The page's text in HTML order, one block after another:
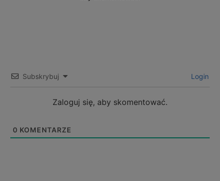
Subskrybuj Login
Zaloguj się, aby skomentować.
0 KOMENTARZE